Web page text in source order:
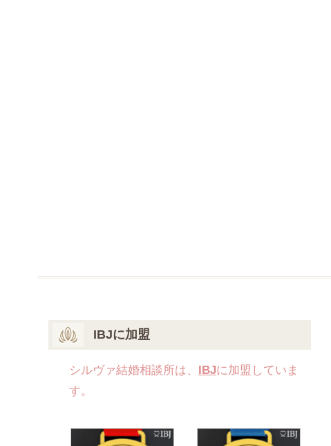
IBJに加盟
シルヴァ結婚相談所は、 IBJに加盟していま
す。